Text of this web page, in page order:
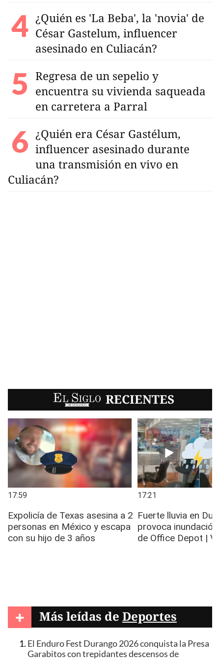
¿Quién es 'La Beba', la 'novia' de
César Gastelum, influencer
asesinado en Culiacán?
Regresa de un sepelio y
encuentra su vivienda saqueada
en carretera a Parral
¿Quién era César Gastélum,
influencer asesinado durante
una transmisión en vivo en
Culiacán?
EL SIGLO RECIENTES
+ Más leídas de Deportes
El Enduro Fest Durango 2026 conquista la Presa
Garabitos con trepidantes descensos de